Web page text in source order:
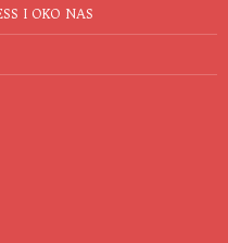
I OKO NAS